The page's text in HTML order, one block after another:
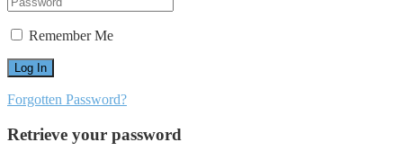
Remember Me
Forgotten Password?
Retrieve your password